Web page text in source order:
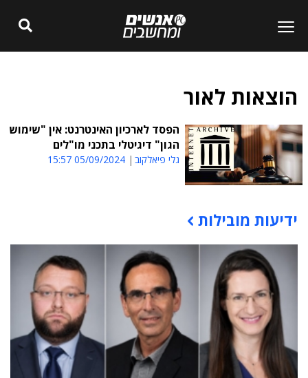
הוצאות לאור
הפסד לארכיון האינטרנט: אין "שימוש
הגון" דיגיטלי בתכני מו"לים
גלי פיאלקוב 05/09/2024 15:57
תוכן פרסומי
ידיעות מובילות